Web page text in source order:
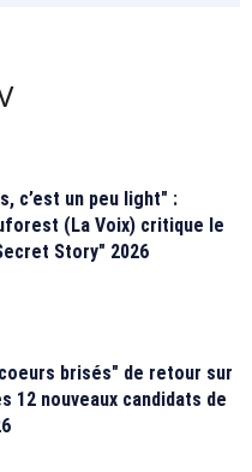
c’est un peu light" :
(La Voix) critique le
Story" 2026
brisés" de retour sur
12 nouveaux candidats de